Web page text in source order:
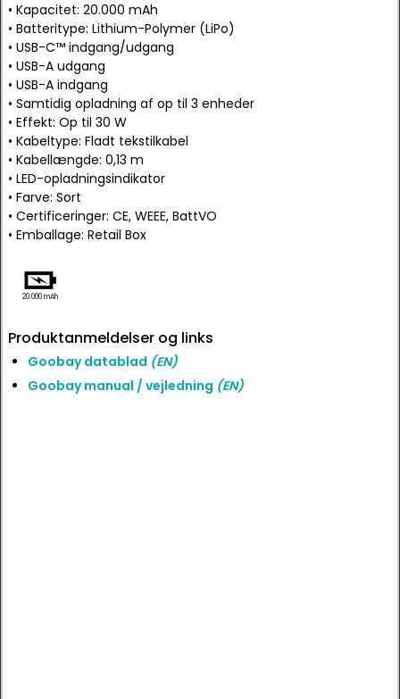
• Kapacitet: 20.000 mAh
• Batteritype: Lithium-Polymer (LiPo)
• USB-C™ indgang/udgang
• USB-A udgang
• USB-A indgang
• Samtidig opladning af op til 3 enheder
• Effekt: Op til 30 W
• Kabeltype: Fladt tekstilkabel
• Kabellængde: 0,13 m
• LED-opladningsindikator
• Farve: Sort
• Certificeringer: CE, WEEE, BattVO
• Emballage: Retail Box
20.000 mAh
Produktanmeldelser og links
Goobay datablad (EN)
Goobay manual / vejledning (EN)